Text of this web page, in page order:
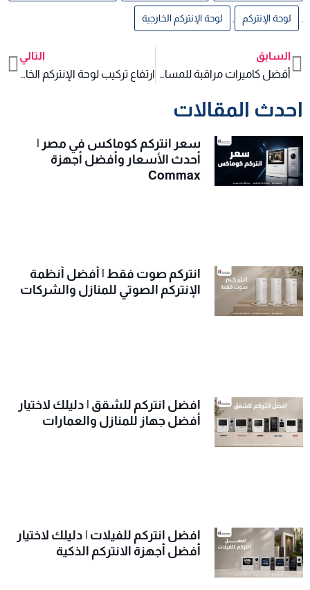
لوحة الإنتركم لوحة الإنتركم الخارجية
Prev
السابق
أفضل كاميرات مراقبة للمساحات الواسعة: عدسة ولا PTZ؟
التالي
ارتفاع تركيب لوحة الإنتركم الخارجية: المقاس الصحيح
احدث المقالات
سعر انتركم كوماكس في مصر |
أحدث الأسعار وأفضل أجهزة
Commax
انتركم صوت فقط | أفضل أنظمة
الإنتركم الصوتي للمنازل والشركات
افضل انتركم للشقق | دليلك لاختيار
أفضل جهاز للمنازل والعمارات
افضل انتركم للفيلات | دليلك لاختيار
أفضل أجهزة الانتركم الذكية